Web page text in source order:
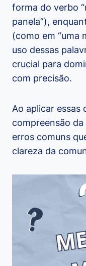
forma do verbo
panela”),
(como em “uma
uso dessas
crucial para
com precisão.
Ao aplicar essas
compreensão
erros comuns
clareza da